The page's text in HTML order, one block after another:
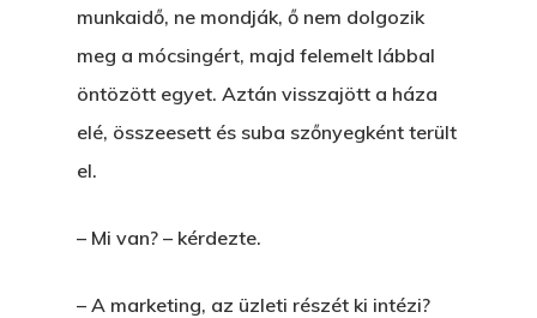
munkaidő, ne mondják, ő nem dolgozik
meg a mócsingért, majd felemelt lábbal
öntözött egyet. Aztán visszajött a háza
elé, összeesett és suba szőnyegként terült
el.
– Mi van? – kérdezte.
– A marketing, az üzleti részét ki intézi?